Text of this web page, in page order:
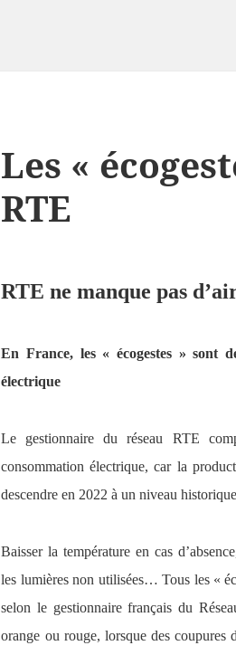
Les «
RTE
RTE ne manque pas
En France, les « écogestes » sont
électrique
Le gestionnaire du réseau RTE
consommation électrique, car la
descendre en 2022 à un niveau
Baisser la température en cas
les lumières non utilisées… Tous les «
selon le gestionnaire français du
orange ou rouge, lorsque des coupures